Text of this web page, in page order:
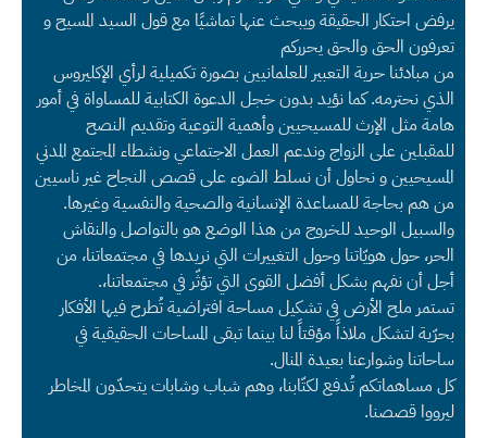
يرفض احتكار الحقيقة ويبحث عنها تماشيًا مع قول السيد المسيح و
تعرفون الحق والحق يحرركم
من مبادئنا حرية التعبير للعلمانيين بصورة تكميلية لرأي الإكليروس
الذي نحترمه. كما نؤيد بدون خجل الدعوة الكتابية للمساواة في أمور
هامة مثل الإرث للمسيحيين وأهمية التوعية وتقديم النصح
للمقبلين على الزواج وندعم العمل الاجتماعي ونشطاء المجتمع المدني
المسيحيين و نحاول أن نسلط الضوء على قصص النجاح غير ناسيين
من هم بحاجة للمساعدة الإنسانية والصحية والنفسية وغيرها.
والسبيل الوحيد للخروج من هذا الوضع هو بالتواصل والنقاش
الحر، حول هويّاتنا وحول التغييرات التي نريدها في مجتمعاتنا، من
أجل أن نفهم بشكل أفضل القوى التي تؤثّر في مجتمعاتنا،.
تستمر ملح الأرض في تشكيل مساحة افتراضية تُطرح فيها الأفكار
بحرّية لتشكل ملاذاً مؤقتاً لنا بينما تبقى المساحات الحقيقية في
ساحاتنا وشوارعنا بعيدة المنال.
كل مساهماتكم تُدفع لكتّابنا، وهم شباب وشابات يتحدّون المخاطر
ليرووا قصصنا.